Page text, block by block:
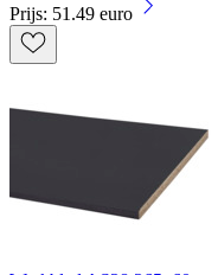
Prijs: 51.49 euro